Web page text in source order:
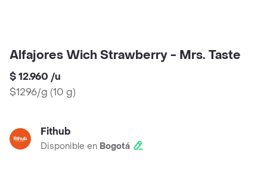
Alfajores Wich Strawberry - Mrs. Taste
$ 12.960 /u
$1296/g (10 g)
Fithub
Disponible en Bogotá